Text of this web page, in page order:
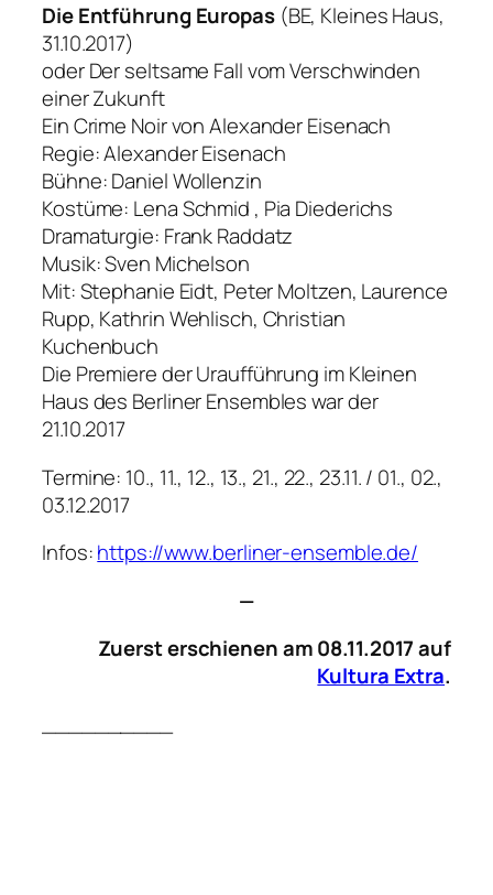
Die Entführung Europas (BE, Kleines Haus,
31.10.2017)
oder Der seltsame Fall vom Verschwinden
einer Zukunft
Ein Crime Noir von Alexander Eisenach
Regie: Alexander Eisenach
Bühne: Daniel Wollenzin
Kostüme: Lena Schmid , Pia Diederichs
Dramaturgie: Frank Raddatz
Musik: Sven Michelson
Mit: Stephanie Eidt, Peter Moltzen, Laurence
Rupp, Kathrin Wehlisch, Christian
Kuchenbuch
Die Premiere der Uraufführung im Kleinen
Haus des Berliner Ensembles war der
21.10.2017
Termine: 10., 11., 12., 13., 21., 22., 23.11. / 01., 02.,
03.12.2017
Infos:https://www.berliner-ensemble.de/
—
Zuerst erschienen am 08.11.2017 auf
Kultura Extra.